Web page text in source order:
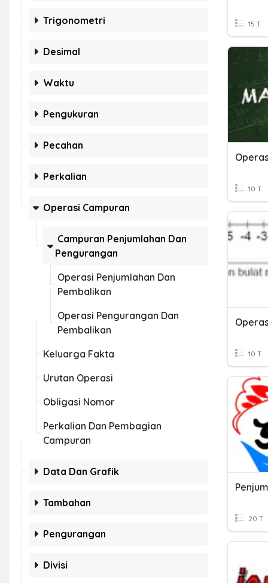
Trigonometri
Desimal
Waktu
Pengukuran
Pecahan
Perkalian
Operasi Campuran
Campuran Penjumlahan Dan
Pengurangan
Operasi Penjumlahan Dan
Pembalikan
Operasi Pengurangan Dan
Pembalikan
Keluarga Fakta
Urutan Operasi
Obligasi Nomor
Perkalian Dan Pembagian
Campuran
Data Dan Grafik
Tambahan
Pengurangan
Divisi
15 T
10 T
10 T
20 T